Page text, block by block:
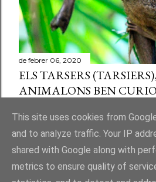
de febrer 06, 2020
ELS TARSERS
ANIMALONS BEN
Publica un comentari a
This site uses cookies from
and to analyze traffic. Your IP
shared with Google along with
metrics to ensure quality of